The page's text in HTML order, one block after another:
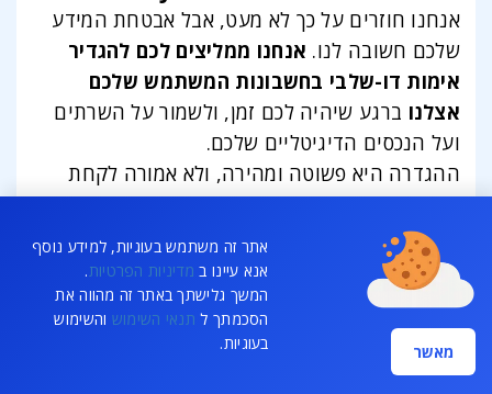
אתר זה משתמש בעוגיות, למידע נוסף
אנא עיינו ב מדיניות הפרטיות.
המשך גלישתך באתר זה מהווה את
הסכמתך ל תנאי השימוש והשימוש
בעוגיות.
מאשר
אנחנו חוזרים על כך לא מעט, אבל אבטחת המידע
שלכם חשובה לנו. אנחנו ממליצים לכם להגדיר
אימות דו-שלבי בחשבונות המשתמש שלכם
אצלנו ברגע שיהיה לכם זמן, ולשמור על השרתים
ועל הנכסים הדיגיטליים שלכם.
ההגדרה היא פשוטה ומהירה, ולא אמורה לקחת
יותר מכמה דקות. לנוחיותכם,צירפנו מדריך מפורט.
לשאלות נוספות על אימות דו-שלבי, על אבטחת החשבון
שלכם אצלנו, ולכל דבר אחר, אתם מוזמניםליצור איתנו קשר
בכל שעה.